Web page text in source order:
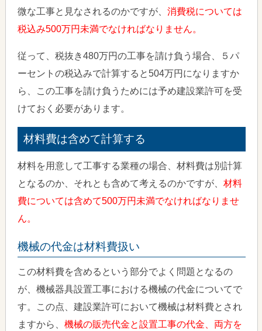
微な工事と見なされるのかですが、 消費税については
税込み500万円未満でなければなりません。
従って、税抜き480万円の工事を請け負う場合、５パ
ーセントの税込みで計算すると504万円になりますか
ら、この工事を請け負うためには予め建設業許可を受
けておく必要があります。
材料費は含めて計算する
材料を用意して工事する業種の場合、材料費は別計算
となるのか、それとも含めて考えるのかですが、 材料
費については含めて500万円未満でなければなりませ
ん。
機械の代金は材料費扱い
この材料費を含めるという部分でよく問題となるの
が、機械器具設置工事における機械の代金についてで
す。この点、建設業許可において機械は材料費とされ
ますから、 機械の販売代金と設置工事の代金、両方を